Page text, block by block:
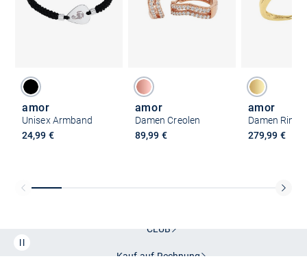
amor
Unisex Armband
24,99 €
amor
Damen Creolen
89,99 €
amor
Damen Ring
279,99 €
CLUB
Kauf auf Rechnung